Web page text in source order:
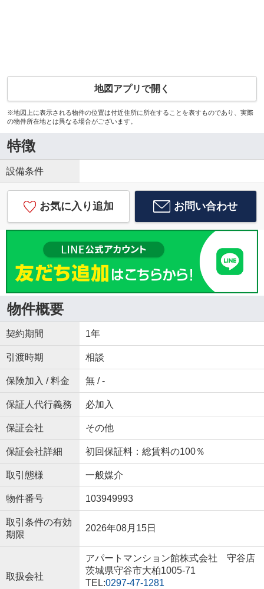
地図アプリで開く
※地図上に表示される物件の位置は付近住所に所在することを表すものであり、実際
の物件所在地とは異なる場合がございます。
特徴
設備条件
お気に入り追加 お問い合わせ
物件概要
契約期間 1年
引渡時期 相談
保険加入 / 料金 無 / -
保証人代行義務 必加入
保証会社 その他
保証会社詳細 初回保証料：総賃料の100％
取引態様 一般媒介
物件番号 103949993
取引条件の有効
期限
2026年08月15日
取扱会社
アパートマンション館株式会社 守谷店
茨城県守谷市大柏1005-71
TEL:0297-47-1281